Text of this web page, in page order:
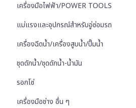
เครื่องมือไฟฟ้า/POWER TOOLS
แม่แรงและอุปกรณ์สำหรับอู่ซ่อมรถ
เครื่องฉีดน้ำ/เครื่องสูบน้ำ/ปั๊มน้ำ
ชุดดักน้ำ/ชุดดักน้ำ-น้ำมัน
รอกโซ่
เครื่องมือช่าง อื่น ๆ